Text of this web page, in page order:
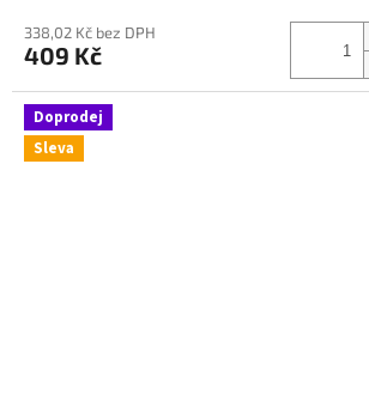
338,02 Kč bez DPH
409 Kč
Doprodej
Sleva